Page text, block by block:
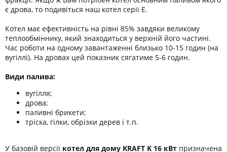
є дрова, то подивіться наш котел серії Е.
Котел має ефективність на рівні 85% завдяки великому
теплообміннику, який знаходиться у верхній його частині.
Час роботи на одному завантаженні близько 10-15 годин (на
вугіллі). На дровах цей показник сягатиме 5-6 годин.
Види палива:
вугілля;
дрова;
паливні брикети;
тріска, гілки, обрізки дерев і т.п.
У базовій версії котел для дому KRAFT K 16 кВт призначена